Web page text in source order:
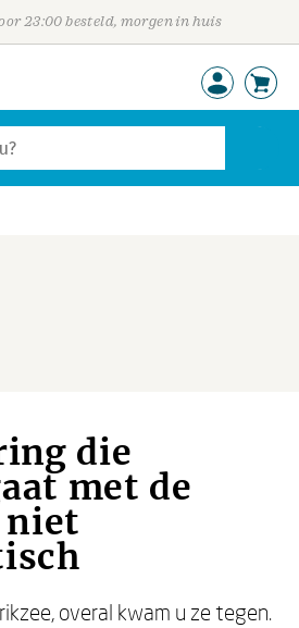
23:00 besteld, morgen in huis
die
met de
niet
overal kwam u ze tegen.